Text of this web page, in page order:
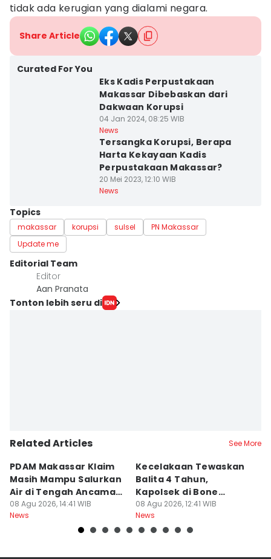
tidak ada kerugian yang dialami negara.
Share Article
Curated For You
Eks Kadis Perpustakaan
Makassar Dibebaskan dari
Dakwaan Korupsi
04 Jan 2024, 08:25 WIB
News
Tersangka Korupsi, Berapa
Harta Kekayaan Kadis
Perpustakaan Makassar?
20 Mei 2023, 12:10 WIB
News
Topics
makassar korupsi sulsel
PN Makassar
Update me
Editorial Team
Editor
Aan Pranata
Tonton lebih seru di
Related Articles See More
PDAM Makassar Klaim
Masih Mampu Salurkan
Air di Tengah Ancaman
Kekeringan
08 Agu 2026, 14:41 WIB
News
Kecelakaan Tewaskan
Balita 4 Tahun,
Kapolsek di Bone
Diperiksa Propam
08 Agu 2026, 12:41 WIB
News